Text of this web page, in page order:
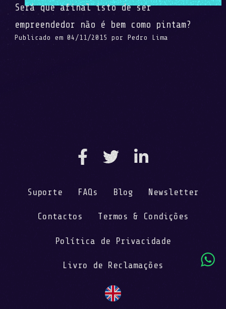
Será que afinal isto de ser
empreendedor não é bem como pintam?
Publicado em 04/11/2015 por Pedro Lima
Suporte FAQs Blog Newsletter
Contactos Termos & Condições
Política de Privacidade
Livro de Reclamações